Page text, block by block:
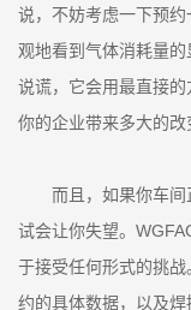
说，不妨考虑一下预
观地看到气体消耗量
说谎，它会用最直接
你的企业带来多大的改
而且，如果你车
试会让你失望。
于接受任何形式的挑
约的具体数据，以及